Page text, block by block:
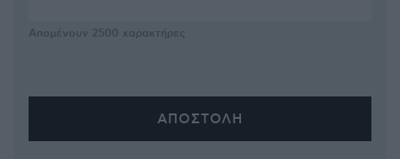
Απομένουν 2500 χαρακτήρες